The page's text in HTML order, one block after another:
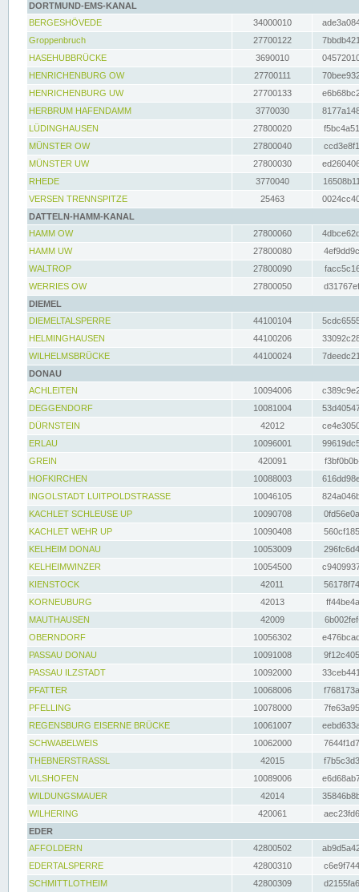
DORTMUND-EMS-KANAL
BERGESHÖVEDE
34000010
Groppenbruch
27700122
HASEHUBBRÜCKE
3690010
HENRICHENBURG OW
27700111
HENRICHENBURG UW
27700133
HERBRUM HAFENDAMM
3770030
LÜDINGHAUSEN
27800020
MÜNSTER OW
27800040
MÜNSTER UW
27800030
RHEDE
3770040
VERSEN TRENNSPITZE
25463
DATTELN-HAMM-KANAL
HAMM OW
27800060
HAMM UW
27800080
WALTROP
27800090
WERRIES OW
27800050
DIEMEL
DIEMELTALSPERRE
44100104
HELMINGHAUSEN
44100206
WILHELMSBRÜCKE
44100024
DONAU
ACHLEITEN
10094006
DEGGENDORF
10081004
DÜRNSTEIN
42012
ERLAU
10096001
GREIN
420091
HOFKIRCHEN
10088003
INGOLSTADT LUITPOLDSTRASSE
10046105
KACHLET SCHLEUSE UP
10090708
KACHLET WEHR UP
10090408
KELHEIM DONAU
10053009
KELHEIMWINZER
10054500
KIENSTOCK
42011
KORNEUBURG
42013
MAUTHAUSEN
42009
OBERNDORF
10056302
PASSAU DONAU
10091008
PASSAU ILZSTADT
10092000
PFATTER
10068006
PFELLING
10078000
REGENSBURG EISERNE BRÜCKE
10061007
SCHWABELWEIS
10062000
THEBNERSTRASSL
42015
VILSHOFEN
10089006
WILDUNGSMAUER
42014
WILHERING
420061
EDER
AFFOLDERN
42800502
EDERTALSPERRE
42800310
SCHMITTLOTHEIM
42800309